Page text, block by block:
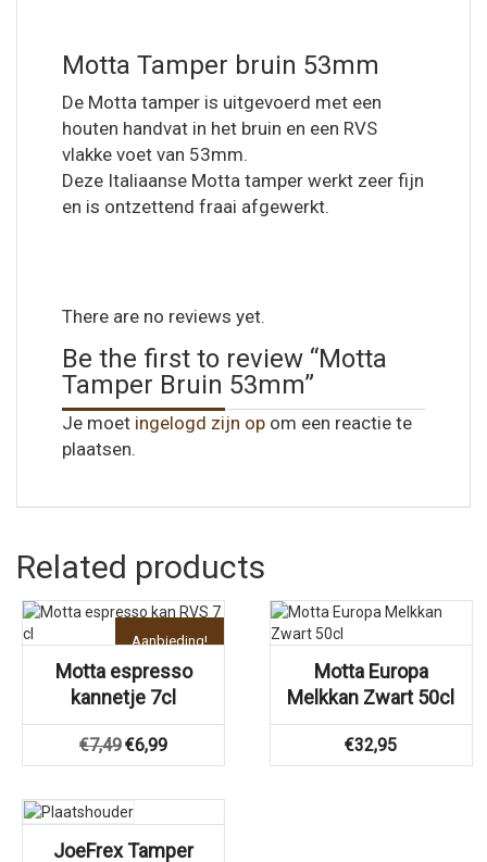
Motta Tamper bruin 53mm
De Motta tamper is uitgevoerd met een
houten handvat in het bruin en een RVS
vlakke voet van 53mm.
Deze Italiaanse Motta tamper werkt zeer fijn
en is ontzettend fraai afgewerkt.
There are no reviews yet.
Be the first to review “Motta
Tamper Bruin 53mm”
Je moet ingelogd zijn op om een reactie te
plaatsen.
Related products
Aanbieding!
Motta espresso
kannetje 7cl
€7,49 Oorspronkelijke
prijs
€6,99Huidige
Motta Europa
Melkkan Zwart 50cl
€32,95
JoeFrex Tamper